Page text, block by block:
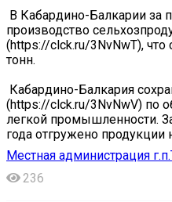
В Кабардино-Балкарии за
производство
(https://clck.ru/3NvNwT), что
тонн.
Кабардино-Балкария
(https://clck.ru/3NvNwV) по
легкой промышленности.
года отгружено продукции
Местная администрация
236